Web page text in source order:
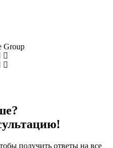
спортивные объекты.
в инженерии и
и реальный опыт.
качественное образование
карьеры и спорта.
Group
получить ответы на все